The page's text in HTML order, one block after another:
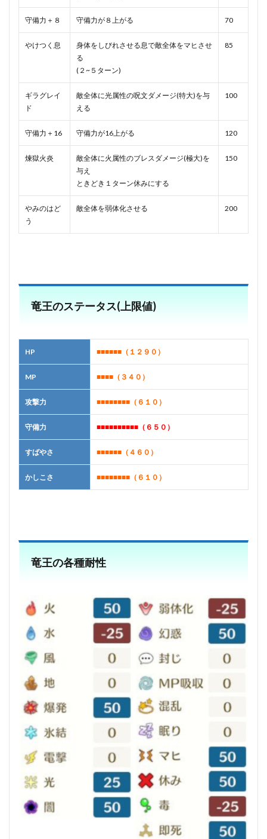
守備力＋８ 守備力が８上がる 70
やけつく息
身体をしびれさせる息で敵全体をマヒさせ
る
(２~５ターン)
85
ギラグレイ
ド
敵全体に光属性の呪文ダメージ(特大)を与
える
100
守備力＋16 守備力が16上がる 120
煉獄火炎
敵全体に火属性のブレスダメージ(極大)を
与え
ときどき１ターン休みにする
150
やみのはど
う
敵全体を弱体化させる 200
竜王のステータス(上限値)
HP ■■■■■■ （１２９０）
MP ■■■■ （３４０）
攻撃力 ■■■■■■■■ （６１０）
守備力 ■■■■■■■■■■（６５０）
すばやさ ■■■■■■ （４６０）
かしこさ ■■■■■■■■ （６１０）
竜王の各種耐性